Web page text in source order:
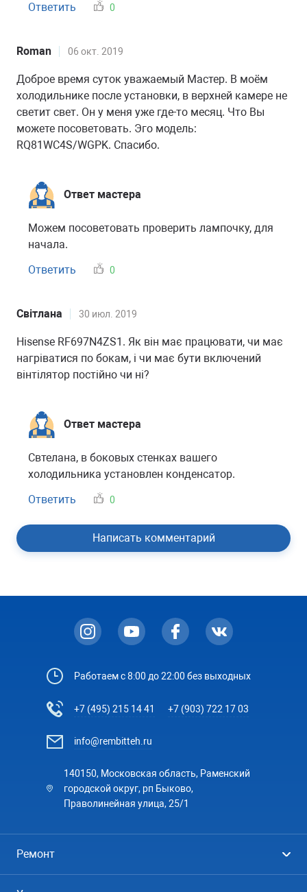
Ответить
0
Roman 06 окт. 2019
Доброе время суток уважаемый Мастер. В моём
холодильнике после установки, в верхней камере не
светит свет. Он у меня уже где-то месяц. Что Вы
можете посоветовать. Эго модель:
RQ81WC4S/WGPK. Спасибо.
Ответ мастера
Можем посоветовать проверить лампочку, для
начала.
Ответить
0
Світлана 30 июл. 2019
Hisense RF697N4ZS1. Як він має працювати, чи має
нагріватися по бокам, і чи має бути включений
вінтілятор постійно чи ні?
Ответ мастера
Свтелана, в боковых стенках вашего
холодильника установлен конденсатор.
Ответить
0
Написать комментарий
Работаем с 8:00 до 22:00 без выходных
+7 (495) 215 14 41 +7 (903) 722 17 03
info@rembitteh.ru
140150, Московская область, Раменский
городской округ, рп Быково,
Праволинейная улица, 25/1
Ремонт